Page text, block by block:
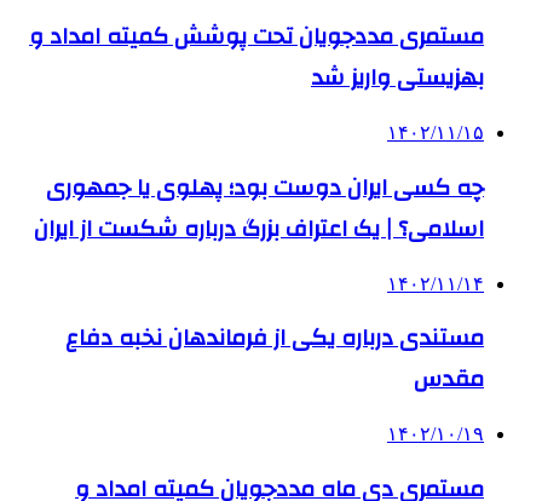
مستمری مددجویان تحت پوشش کمیته امداد و
بهزیستی واریز شد
۱۴۰۲/۱۱/۱۵
چه کسی ایران دوست بود؛ پهلوی یا جمهوری
اسلامی؟ | یک اعتراف بزرگ درباره شکست از ایران
۱۴۰۲/۱۱/۱۴
مستندی درباره یکی از فرماندهان نخبه دفاع
مقدس
۱۴۰۲/۱۰/۱۹
مستمری دی ماه مددجویان کمیته امداد و